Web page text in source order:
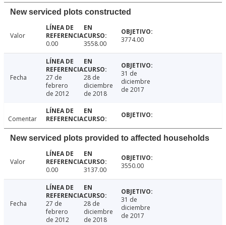
New serviced plots constructed
Valor
0.00
3558.00 3774.00
Fecha
27 de
febrero
de 2012
28 de
diciembre
de 2018
31 de
diciembre
de 2017
Comentar
New serviced plots provided to affected households
Valor
0.00
3137.00 3550.00
Fecha
27 de
febrero
de 2012
28 de
diciembre
de 2018
31 de
diciembre
de 2017